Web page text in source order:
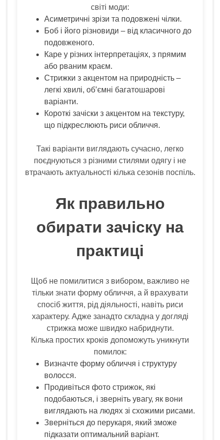
світі моди:
Асиметричні зрізи та подовжені чілки.
Боб і його різновиди – від класичного до
подовженого.
Каре у різних інтерпретаціях, з прямим
або рваним краєм.
Стрижки з акцентом на природність –
легкі хвилі, об’ємні багатошарові
варіанти.
Короткі зачіски з акцентом на текстуру,
що підкреслюють риси обличчя.
Такі варіанти виглядають сучасно, легко
поєднуються з різними стилями одягу і не
втрачають актуальності кілька сезонів поспіль.
Як правильно
обирати зачіску на
практиці
Щоб не помилитися з вибором, важливо не
тільки знати форму обличчя, а й врахувати
спосіб життя, рід діяльності, навіть риси
характеру. Адже занадто складна у догляді
стрижка може швидко набриднути.
Кілька простих кроків допоможуть уникнути
помилок:
Визначте форму обличчя і структуру
волосся.
Продивіться фото стрижок, які
подобаються, і зверніть увагу, як вони
виглядають на людях зі схожими рисами.
Зверніться до перукаря, який зможе
підказати оптимальний варіант.